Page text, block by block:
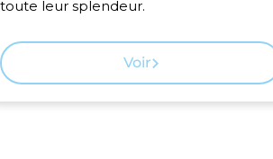
toute leur splendeur.
Voir